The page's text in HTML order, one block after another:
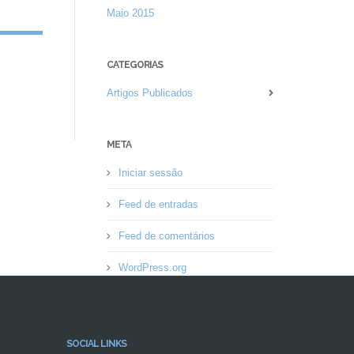
Maio 2015
CATEGORIAS
Artigos Publicados
META
Iniciar sessão
Feed de entradas
Feed de comentários
WordPress.org
SOCIAL LINKS